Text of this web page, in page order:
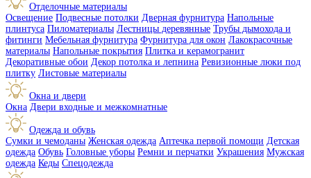
Отделочные материалы
Освещение Подвесные потолки Дверная фурнитура Напольные
плинтуса Пиломатериалы Лестницы деревянные Трубы дымохода и
фитинги Мебельная фурнитура Фурнитура для окон Лакокрасочные
материалы Напольные покрытия Плитка и керамогранит
Декоративные обои Декор потолка и лепнина Ревизионные люки под
плитку Листовые материалы
Окна и двери
Окна Двери входные и межкомнатные
Одежда и обувь
Сумки и чемоданы Женская одежда Аптечка первой помощи Детская
одежда Обувь Головные уборы Ремни и перчатки Украшения Мужская
одежда Кеды Спецодежда